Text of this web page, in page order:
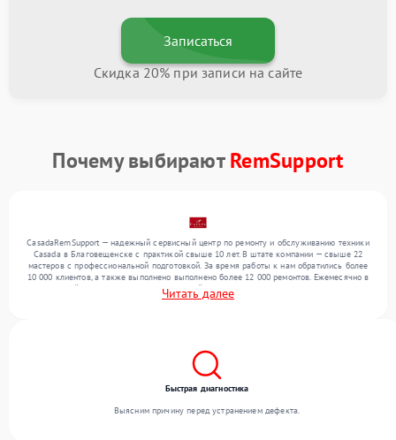
Записаться
Скидка 20% при записи на сайте
Почему выбираютRemSupport
CasadaRemSupport — надежный сервисный центр по ремонту и обслуживанию техники
Casada в Благовещенске с практикой свыше 10 лет. В штате компании — свыше 22
мастеров с профессиональной подготовкой. За время работы к нам обратились более
10 000 клиентов, а также выполнено выполнено более 12 000 ремонтов. Ежемесячно в
сервисный центр поступает от 300 устройств, включая , , . Мы устраняем поломки
любой сложности и гарантируем высокое качество обслуживания благодаря опыту
Читать далее
Быстрая диагностика
Выясним причину перед устранением дефекта.